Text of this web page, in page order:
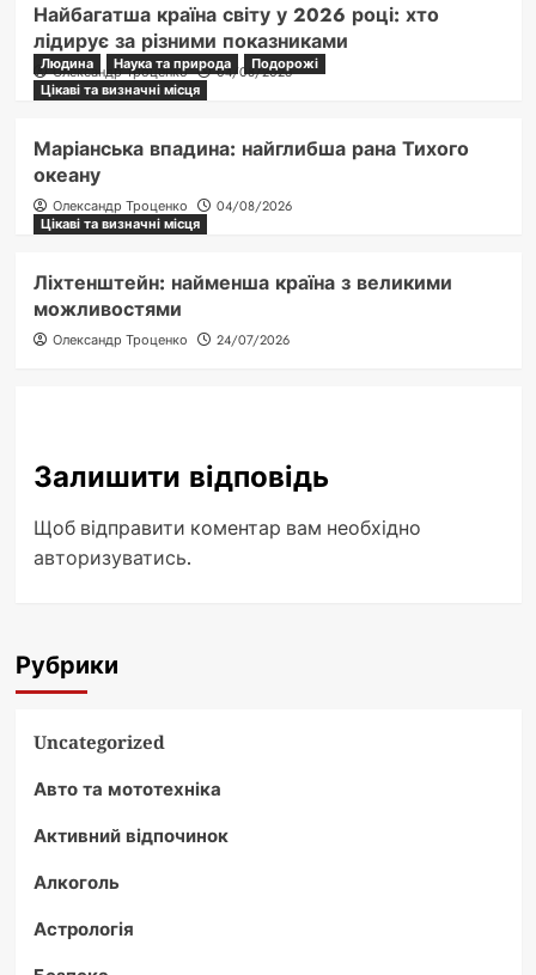
Найбагатша країна світу у 2026 році: хто
лідирує за різними показниками
Олександр Троценко 04/08/2026
Людина Наука та природа
Подорожі
Цікаві та визначні місця
Маріанська впадина: найглибша рана Тихого
океану
Олександр Троценко
04/08/2026
Цікаві та визначні місця
Ліхтенштейн: найменша країна з великими
можливостями
Олександр Троценко 24/07/2026
Залишити відповідь
Щоб відправити коментар вам необхідно
авторизуватись.
Рубрики
Uncategorized
Авто та мототехніка
Активний відпочинок
Алкоголь
Астрологія